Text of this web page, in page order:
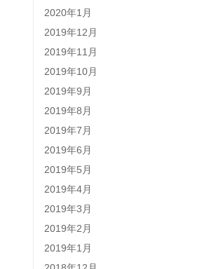
2020年1月
2019年12月
2019年11月
2019年10月
2019年9月
2019年8月
2019年7月
2019年6月
2019年5月
2019年4月
2019年3月
2019年2月
2019年1月